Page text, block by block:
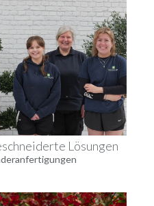
Lösungen